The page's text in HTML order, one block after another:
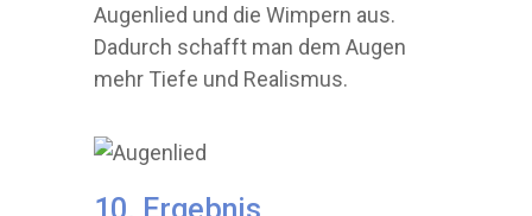
Augenlied und die Wimpern aus.
Dadurch schafft man dem Augen
mehr Tiefe und Realismus.